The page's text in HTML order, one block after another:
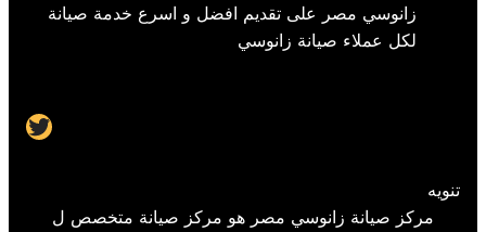
زانوسي مصر على تقديم افضل و اسرع خدمة صيانة
لكل عملاء صيانة زانوسي
Twitter
تنويه
مركز صيانة زانوسي مصر هو مركز صيانة متخصص ل